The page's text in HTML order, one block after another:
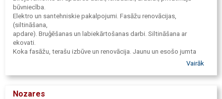
būvniecība.
Elektro un santehniskie pakalpojumi. Fasāžu renovācijas,
(siltināšana,
apdare). Bruģēšanas un labiekārtošanas darbi. Siltināšana ar
ekovati.
Koka fasāžu, terašu izbūve un renovācija. Jaunu un esošo jumta
konstrukciju un segumu, (skārda, dakstiņu, kausējamo materiālu)
Vairāk
Nozares